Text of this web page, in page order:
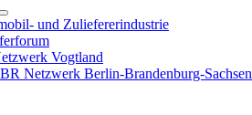
und Zuliefererindustrie
Vogtland
Netzwerk Berlin-Brandenburg-Sachsen